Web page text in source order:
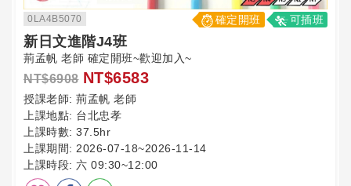
0LA4B5070 可插班
確定開班
新日文進階J4班
荊孟帆 老師 確定開班~歡迎加入~
NT$6908 NT$6583
授課老師: 荊孟帆 老師
上課地點: 台北忠孝
上課時數: 37.5hr
上課期間: 2026-07-18~2026-11-14
上課時段: 六 09:30~12:00